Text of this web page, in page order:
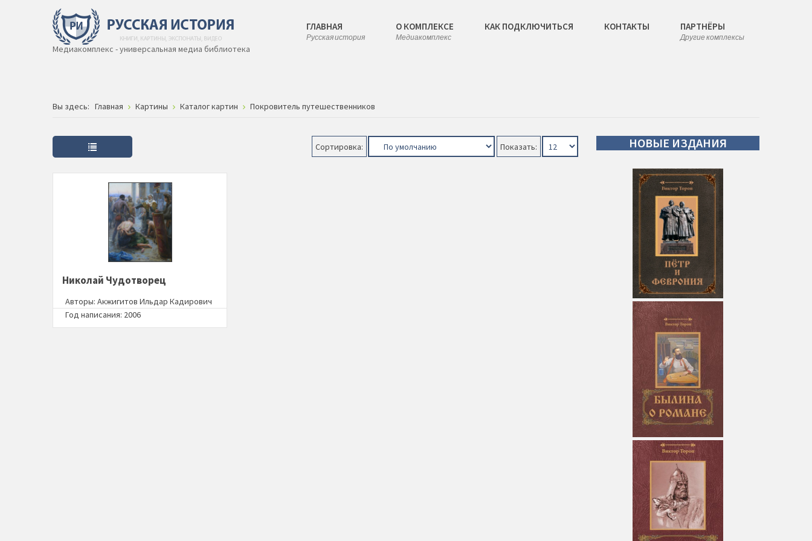
Медиакомплекс - универсальная медиа библиотека
ГЛАВНАЯ
Русская история
О КОМПЛЕКСЕ
Медиакомплекс
КАК ПОДКЛЮЧИТЬСЯ КОНТАКТЫ ПАРТНЁРЫ
Другие комплексы
Вы здесь: Главная Картины Каталог картин Покровитель путешественников
Сортировка: Показать:
Николай Чудотворец
Авторы: Акжигитов Ильдар Кадирович
Год написания: 2006
НОВЫЕ ИЗДАНИЯ